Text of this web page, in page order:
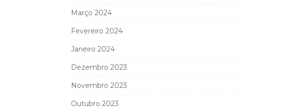
Março 2024
Fevereiro 2024
Janeiro 2024
Dezembro 2023
Novembro 2023
Outubro 2023